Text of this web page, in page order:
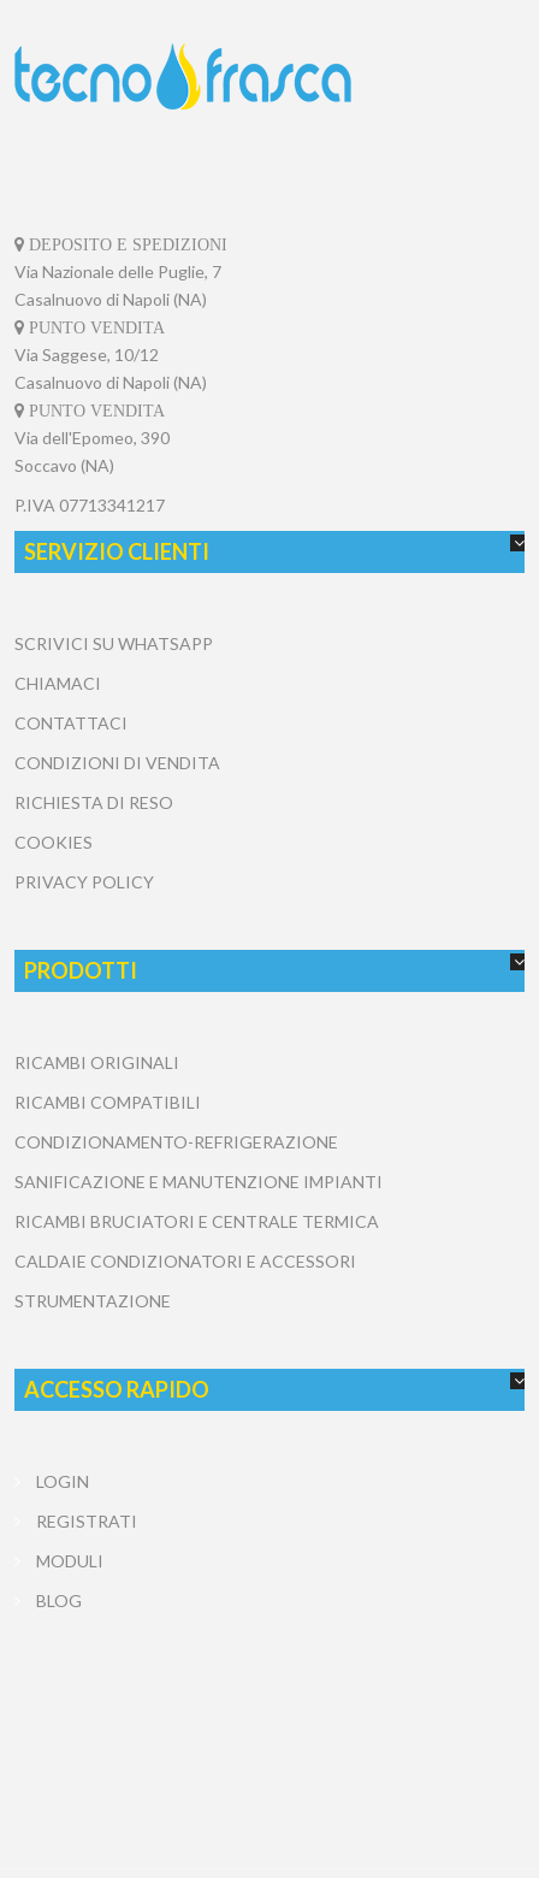
DEPOSITO E SPEDIZIONI
Via Nazionale delle Puglie, 7
Casalnuovo di Napoli (NA)
PUNTO VENDITA
Via Saggese, 10/12
Casalnuovo di Napoli (NA)
PUNTO VENDITA
Via dell'Epomeo, 390
Soccavo (NA)
P.IVA 07713341217
SERVIZIO CLIENTI
SCRIVICI SU WHATSAPP
CHIAMACI
CONTATTACI
CONDIZIONI DI VENDITA
RICHIESTA DI RESO
COOKIES
PRIVACY POLICY
PRODOTTI
RICAMBI ORIGINALI
RICAMBI COMPATIBILI
CONDIZIONAMENTO-REFRIGERAZIONE
SANIFICAZIONE E MANUTENZIONE IMPIANTI
RICAMBI BRUCIATORI E CENTRALE TERMICA
CALDAIE CONDIZIONATORI E ACCESSORI
STRUMENTAZIONE
ACCESSO RAPIDO
LOGIN
REGISTRATI
MODULI
BLOG